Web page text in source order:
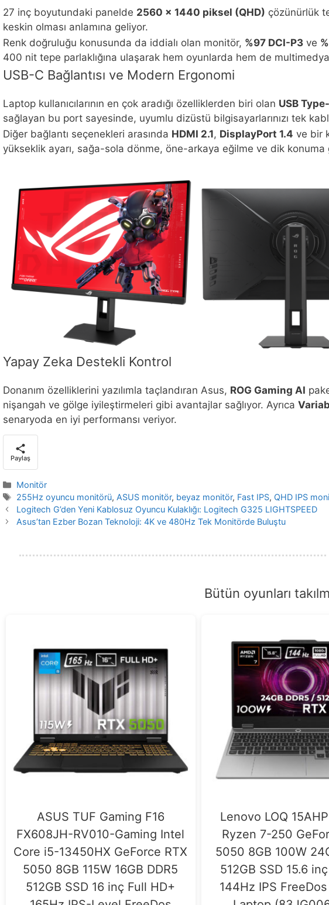
27 inç boyutundaki panelde 2560 x 1440 piksel (QHD) çözünürlük
keskin olması anlamına geliyor.
Renk doğruluğu konusunda da iddialı olan monitör, %97 DCI-P3 ve
400 nit tepe parlaklığına ulaşarak hem oyunlarda hem de
USB-C Bağlantısı ve Modern Ergonomi
Laptop kullanıcılarının en çok aradığı özelliklerden biri olan USB
sağlayan bu port sayesinde, uyumlu dizüstü bilgisayarlarınızı tek
Diğer bağlantı seçenekleri arasında HDMI 2.1, DisplayPort 1.4 ve bir
yükseklik ayarı, sağa-sola dönme, öne-arkaya eğilme ve dik
Yapay Zeka Destekli Kontrol
Donanım özelliklerini yazılımla taçlandıran Asus, ROG Gaming AI
nişangah ve gölge iyileştirmeleri gibi avantajlar sağlıyor. Ayrıca
senaryoda en iyi performansı veriyor.
Paylaş
Kategoriler
Monitör
Etiketler
255Hz oyuncu monitörü, ASUS monitör, beyaz monitör, Fast IPS, QHD IPS
Logitech G’den Yeni Kablosuz Oyuncu Kulaklığı: Logitech G325 LIGHTSPEED
Asus’tan Ezber Bozan Teknoloji: 4K ve 480Hz Tek Monitörde Buluştu
Bütün oyunları
ASUS TUF Gaming F16
FX608JH-RV010-Gaming Intel
Core i5-13450HX GeForce RTX
5050 8GB 115W 16GB DDR5
512GB SSD 16 inç Full HD+
Lenovo LOQ
Ryzen 7-250
5050 8GB 100W
512GB SSD 15.6
144Hz IPS